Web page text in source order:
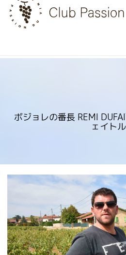
Skip
content
ボジョレの番長 REMI
ェイトル